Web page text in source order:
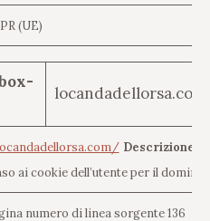
(UE)
locandadellorsa.com
Descrizione
ai cookie dell’utente per il
numero di linea sorgente 136